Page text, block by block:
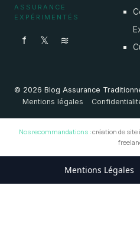
ASSURANCE
EXPÉRIMENTÉS
f 𝕏 ≋
© 2026 Blog Assurance
Mentions légales
Nos recommandations : création de
Mentions Légales